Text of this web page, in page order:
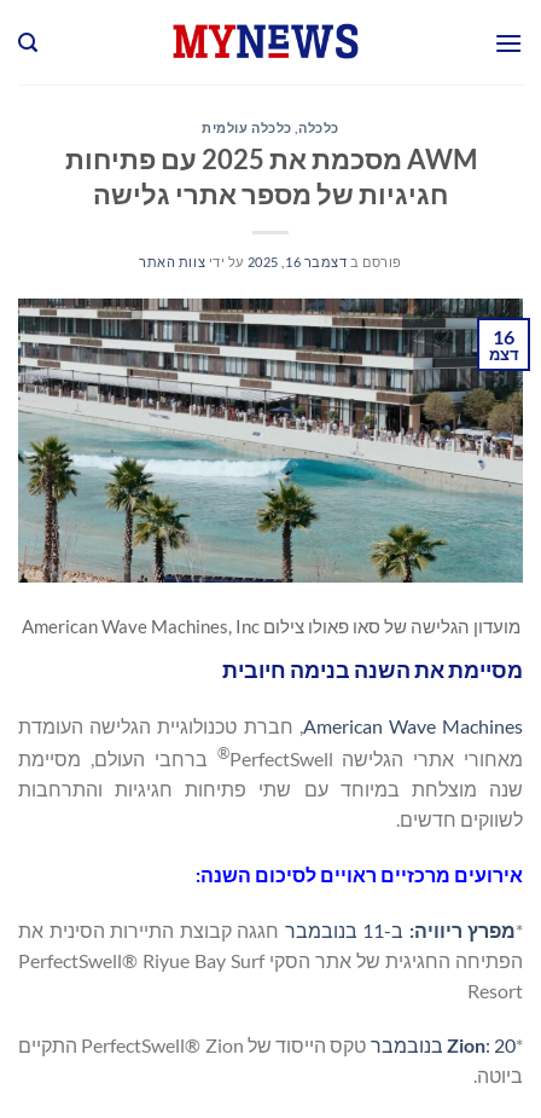
כלכלה, כלכלה עולמית
AWM מסכמת את 2025 עם פתיחות
חגיגיות של מספר אתרי גלישה
פורסם ב דצמבר 16, 2025 על ידי צוות האתר
16
דצמ
מועדון הגלישה של סאו פאולו צילום American Wave Machines, Inc
מסיימת את השנה בנימה חיובית
American Wave Machines , חברת טכנולוגיית הגלישה העומדת
מאחורי אתרי הגלישה PerfectSwell
® ברחבי העולם, מסיימת
שנה מוצלחת במיוחד עם שתי פתיחות חגיגיות והתרחבות
לשווקים חדשים.
אירועים מרכזיים ראויים לסיכום השנה:
*מפרץ ריוויה: ב-11 בנובמבר
חגגה קבוצת התיירות הסינית את
הפתיחה החגיגית של אתר הסקי PerfectSwell® Riyue Bay Surf
Resort
*
Zion: 20 בנובמבר
טקס הייסוד של PerfectSwell® Zion התקיים
ביוטה.